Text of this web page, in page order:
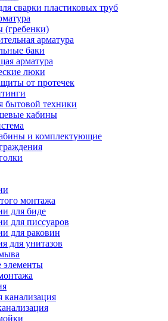
сварки пластиковых труб
(гребенки)
арматура
баки
арматура
люки
от протечек
бытовой техники
кабины
и комплектующие
монтажа
для биде
для писсуаров
для раковин
для унитазов
канализация